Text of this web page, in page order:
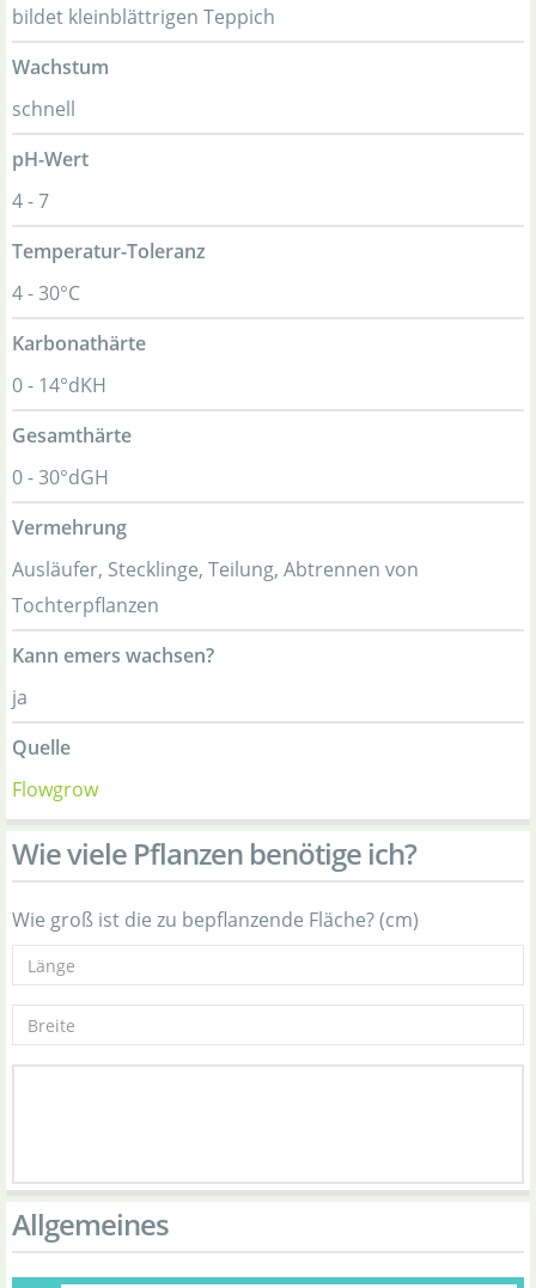
bildet kleinblättrigen Teppich
Wachstum
schnell
pH-Wert
4 - 7
Temperatur-Toleranz
4 - 30°C
Karbonathärte
0 - 14°dKH
Gesamthärte
0 - 30°dGH
Vermehrung
Ausläufer, Stecklinge, Teilung, Abtrennen von
Tochterpflanzen
Kann emers wachsen?
ja
Quelle
Flowgrow
Wie viele Pflanzen benötige ich?
Wie groß ist die zu bepflanzende Fläche? (cm)
Allgemeines